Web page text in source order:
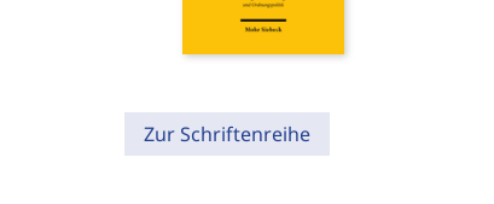
Zur Schriftenreihe